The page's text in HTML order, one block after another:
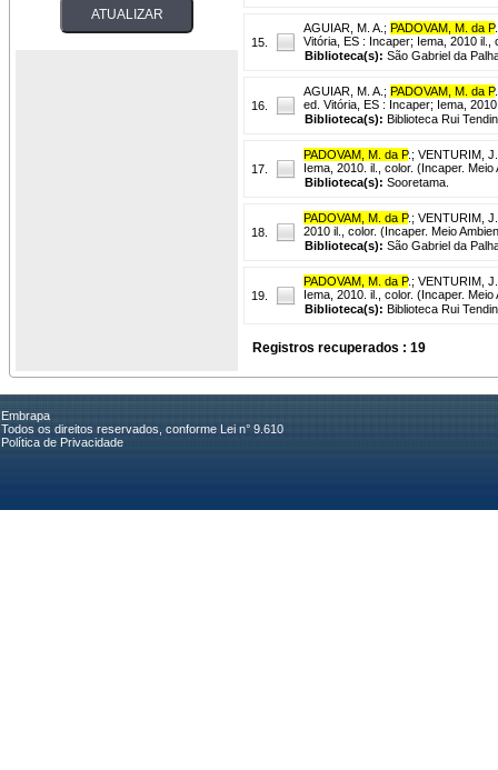
15.
AGUIAR, M. A. ; PADOVAM, M. da P.
Vitória, ES : Incaper; Iema, 2010 il.,
Biblioteca(s): São Gabriel da
16.
AGUIAR, M. A. ; PADOVAM, M. da P.
ed. Vitória, ES : Incaper; Iema,
Biblioteca(s): Biblioteca Rui
17.
PADOVAM, M. da P. ; VENTURIM,
Iema, 2010. il., color. (Incaper.
Biblioteca(s): Sooretama.
18.
PADOVAM, M. da P. ; VENTURIM,
2010 il., color. (Incaper. Meio
Biblioteca(s): São Gabriel da
19.
PADOVAM, M. da P. ; VENTURIM,
Iema, 2010. il., color. (Incaper.
Biblioteca(s): Biblioteca Rui
Registros recuperados : 19
Embrapa
Todos os direitos reservados, conforme Lei n° 9.610
Política de Privacidade